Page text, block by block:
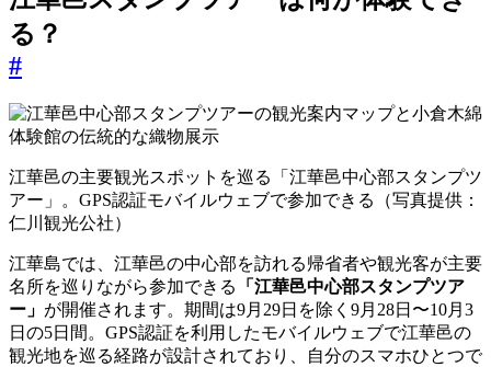
る？
#
江華邑の主要観光スポットを巡る「江華邑中心部スタンプツ
アー」。GPS認証モバイルウェブで参加できる（写真提供：
仁川観光公社）
江華島では、江華邑の中心部を訪れる帰省者や観光客が主要
名所を巡りながら参加できる
「江華邑中心部スタンプツア
ー」 が開催されます。期間は9月29日を除く9月28日〜10月3
日の5日間。GPS認証を利用したモバイルウェブで江華邑の
観光地を巡る経路が設計されており、自分のスマホひとつで